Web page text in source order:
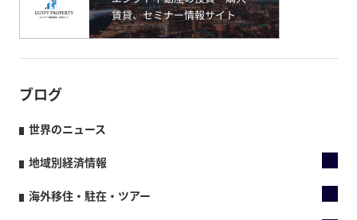
ブログ
世界のニュース
地域別経済情報
海外移住・駐在・ツアー